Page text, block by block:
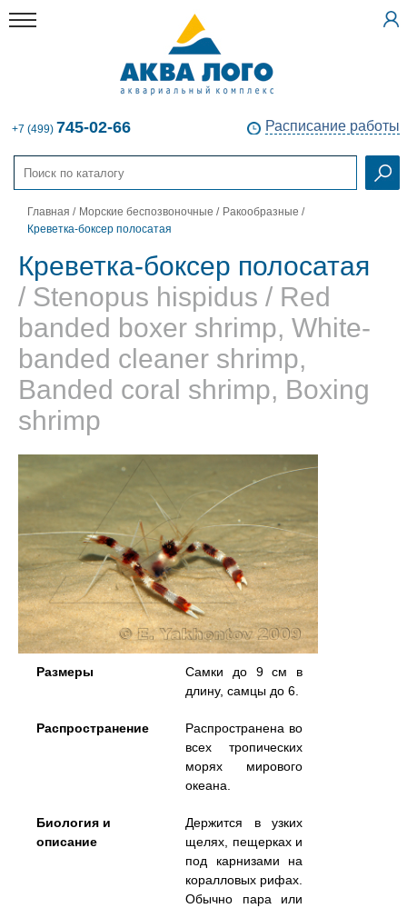
+7 (499) 745-02-66 Расписание работы
Главная / Морские беспозвоночные / Ракообразные /
Креветка-боксер полосатая
Креветка-боксер полосатая
/ Stenopus hispidus / Red
banded boxer shrimp, White-
banded cleaner shrimp,
Banded coral shrimp, Boxing
shrimp
Размеры
Самки до 9 см в
длину, самцы до 6.
Распространение
Распространена во
всех тропических
морях мирового
океана.
Биология и
описание
Держится в узких
щелях, пещерках и
под карнизами на
коралловых рифах.
Обычно пара или